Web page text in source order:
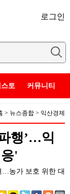
로그인
토 커뮤니티
> 뉴스종합 > 익산경제
행’…익
'
…농가 보호 위한 대